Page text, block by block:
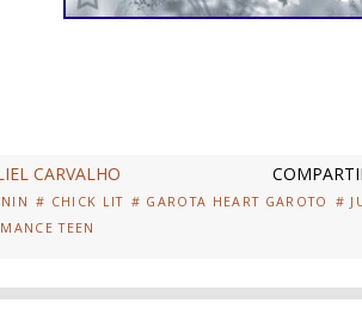
CARVALHO
# CHICK LIT # GAROTA HEART GAROTO
#
TEEN